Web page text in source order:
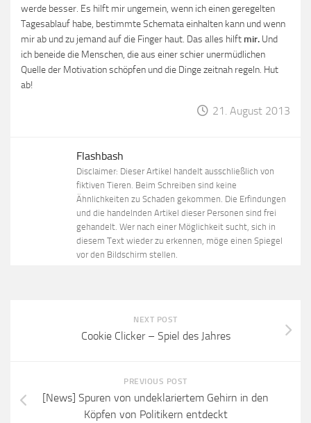
werde besser. Es hilft mir ungemein, wenn ich einen geregelten
Tagesablauf habe, bestimmte Schemata einhalten kann und wenn
mir ab und zu jemand auf die Finger haut. Das alles hilft mir. Und
ich beneide die Menschen, die aus einer schier unermüdlichen
Quelle der Motivation schöpfen und die Dinge zeitnah regeln. Hut
ab!
21. August 2013
Flashbash
Disclaimer: Dieser Artikel handelt ausschließlich von
fiktiven Tieren. Beim Schreiben sind keine
Ähnlichkeiten zu Schaden gekommen. Die Erfindungen
und die handelnden Artikel dieser Personen sind frei
gehandelt. Wer nach einer Möglichkeit sucht, sich in
diesem Text wieder zu erkennen, möge einen Spiegel
vor den Bildschirm stellen.
NEXT POST
Cookie Clicker – Spiel des Jahres
PREVIOUS POST
[News] Spuren von undeklariertem Gehirn in den
Köpfen von Politikern entdeckt